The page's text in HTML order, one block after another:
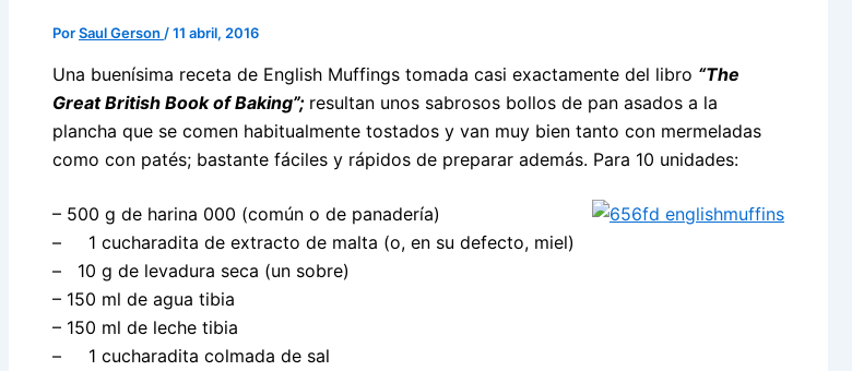
PorSaul Gerson /11 abril, 2016
Una buenísima receta de English Muffings tomada casi exactamente del libro “The
Great British Book of Baking”; resultan unos sabrosos bollos de pan asados a la
plancha que se comen habitualmente tostados y van muy bien tanto con mermeladas
como con patés; bastante fáciles y rápidos de preparar además. Para 10 unidades:
– 500 g de harina 000 (común o de panadería)
– 1 cucharadita de extracto de malta (o, en su defecto, miel)
– 10 g de levadura seca (un sobre)
– 150 ml de agua tibia
– 150 ml de leche tibia
– 1 cucharadita colmada de sal